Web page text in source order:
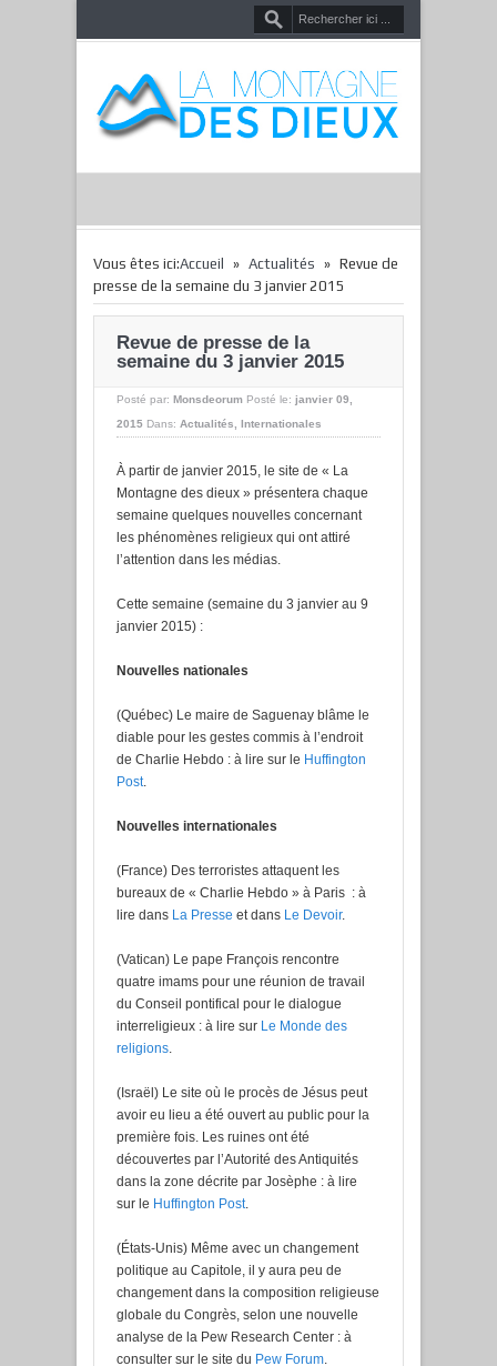
Vous êtes ici:Accueil » Actualités » Revue de
presse de la semaine du 3 janvier 2015
Revue de presse de la
semaine du 3 janvier 2015
Posté par: Monsdeorum Posté le: janvier 09,
2015 Dans: Actualités, Internationales
À partir de janvier 2015, le site de « La
Montagne des dieux » présentera chaque
semaine quelques nouvelles concernant
les phénomènes religieux qui ont attiré
l’attention dans les médias.
Cette semaine (semaine du 3 janvier au 9
janvier 2015) :
Nouvelles nationales
(Québec) Le maire de Saguenay blâme le
diable pour les gestes commis à l’endroit
de Charlie Hebdo : à lire sur le Huffington
Post.
Nouvelles internationales
(France) Des terroristes attaquent les
bureaux de « Charlie Hebdo » à Paris : à
lire dans La Presse et dans Le Devoir.
(Vatican) Le pape François rencontre
quatre imams pour une réunion de travail
du Conseil pontifical pour le dialogue
interreligieux : à lire sur Le Monde des
religions.
(Israël) Le site où le procès de Jésus peut
avoir eu lieu a été ouvert au public pour la
première fois. Les ruines ont été
découvertes par l’Autorité des Antiquités
dans la zone décrite par Josèphe : à lire
sur le Huffington Post.
(États-Unis) Même avec un changement
politique au Capitole, il y aura peu de
changement dans la composition religieuse
globale du Congrès, selon une nouvelle
analyse de la Pew Research Center : à
consulter sur le site du Pew Forum.